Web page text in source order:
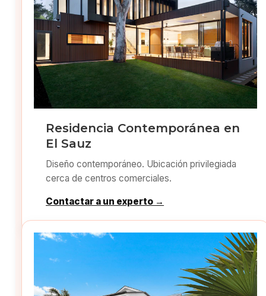
Residencia Contemporánea en
El Sauz
Diseño contemporáneo. Ubicación privilegiada
cerca de centros comerciales.
Contactar a un experto →